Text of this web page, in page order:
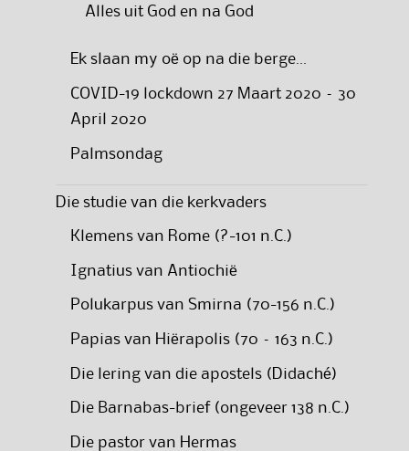
Alles uit God en na God
Ek slaan my oë op na die berge…
COVID-19 lockdown 27 Maart 2020 – 30
April 2020
Palmsondag
Die studie van die kerkvaders
Klemens van Rome (?-101 n.C.)
Ignatius van Antiochië
Polukarpus van Smirna (70-156 n.C.)
Papias van Hiërapolis (70 – 163 n.C.)
Die lering van die apostels (Didaché)
Die Barnabas-brief (ongeveer 138 n.C.)
Die pastor van Hermas